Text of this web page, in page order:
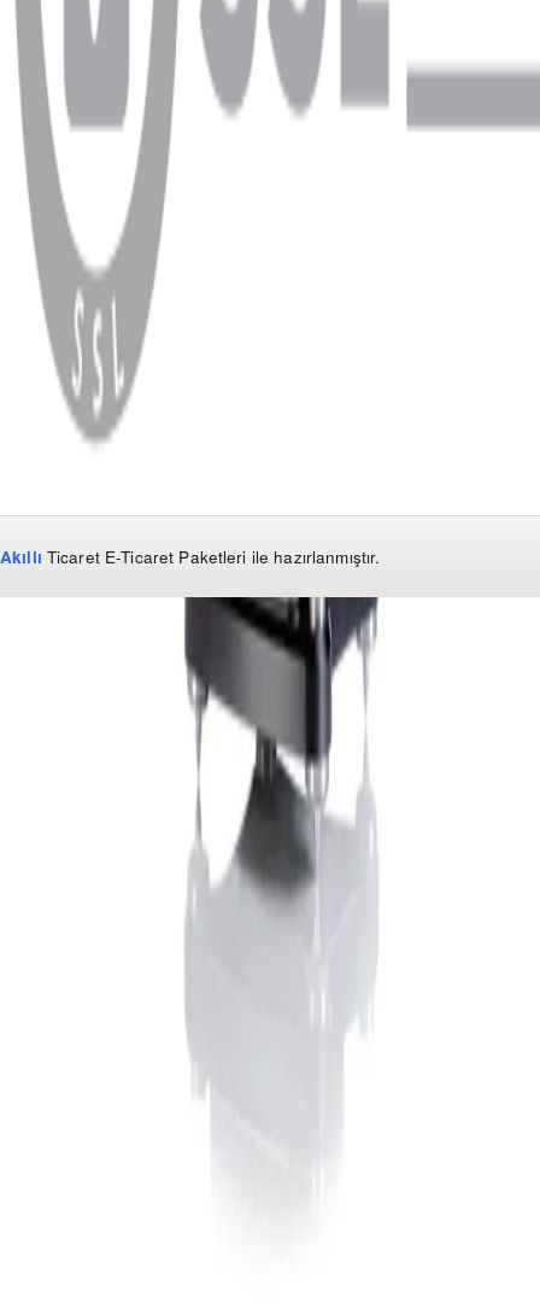
WhatsApp Facebook
Copyright
2026 Dükkan Hifi
Akıllı Ticaret E-Ticaret Paketleri ile hazırlanmıştır.